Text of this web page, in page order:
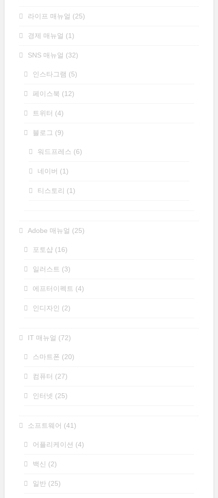
라이프 매뉴얼 (25)
경제 매뉴얼 (1)
SNS 매뉴얼 (32)
인스타그램 (5)
페이스북 (12)
트위터 (4)
블로그 (9)
워드프레스 (6)
네이버 (1)
티스토리 (1)
Adobe 매뉴얼 (25)
포토샵 (16)
일러스트 (3)
에프터이펙트 (4)
인디자인 (2)
IT 매뉴얼 (72)
스마트폰 (20)
컴퓨터 (27)
인터넷 (25)
소프트웨어 (41)
어플리케이션 (4)
백신 (2)
일반 (25)